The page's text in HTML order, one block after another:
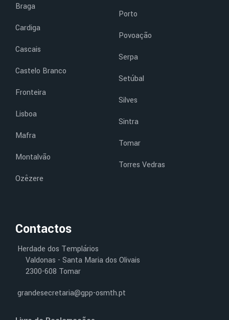
Braga
Cardiga
Cascais
Castelo Branco
Fronteira
Lisboa
Mafra
Montalvão
Ozêzere
Porto
Povoação
Serpa
Setúbal
Silves
Sintra
Tomar
Torres Vedras
Contactos
Herdade dos Templários
Valdonas - Santa Maria dos Olivais
2300-608 Tomar
grandesecretaria@gpp-osmth.pt